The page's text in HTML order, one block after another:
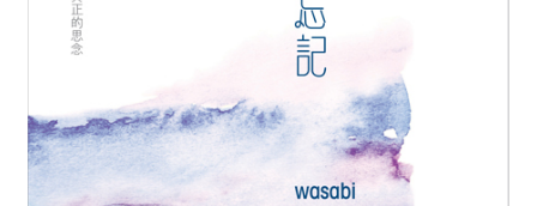
「此時此地 看見亮光」2025特展
無紙書